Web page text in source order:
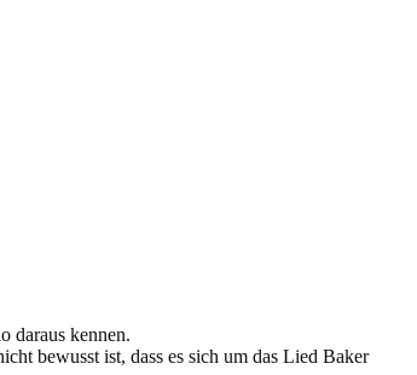
daraus kennen.
bewusst ist, dass es sich um das Lied Baker